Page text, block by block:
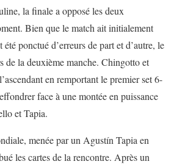
la finale a opposé les deux
Bien que le match ait initialement
ponctué d’erreurs de part et d’autre, le
de la deuxième manche. Chingotto et
en remportant le premier set 6-
face à une montée en puissance
et Tapia.
menée par un Agustín Tapia en
les cartes de la rencontre. Après un